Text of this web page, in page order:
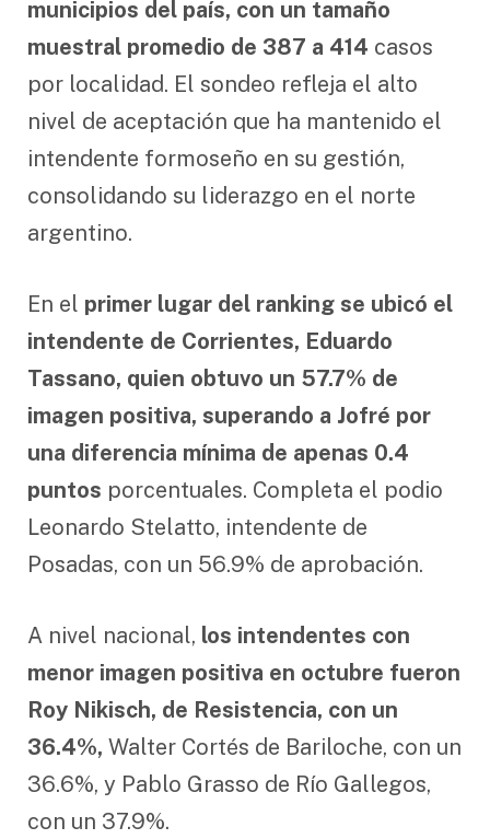
municipios del país, con un tamaño
muestral promedio de 387 a 414 casos
por localidad. El sondeo refleja el alto
nivel de aceptación que ha mantenido el
intendente formoseño en su gestión,
consolidando su liderazgo en el norte
argentino.
En el primer lugar del ranking se ubicó el
intendente de Corrientes, Eduardo
Tassano, quien obtuvo un 57.7% de
imagen positiva, superando a Jofré por
una diferencia mínima de apenas 0.4
puntos porcentuales. Completa el podio
Leonardo Stelatto, intendente de
Posadas, con un 56.9% de aprobación.
A nivel nacional, los intendentes con
menor imagen positiva en octubre fueron
Roy Nikisch, de Resistencia, con un
36.4%, Walter Cortés de Bariloche, con un
36.6%, y Pablo Grasso de Río Gallegos,
con un 37.9%.